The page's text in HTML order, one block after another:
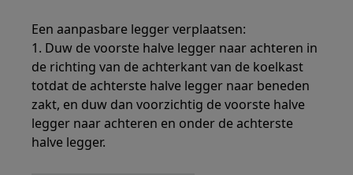
Een aanpasbare legger verplaatsen:
1. Duw de voorste halve legger naar achteren in
de richting van de achterkant van de koelkast
totdat de achterste halve legger naar beneden
zakt, en duw dan voorzichtig de voorste halve
legger naar achteren en onder de achterste
halve legger.